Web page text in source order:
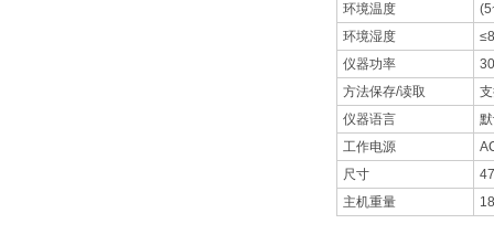
环境温度
环境湿度
仪器功率
方法保存/读取
仪器语言
工作电源
尺寸
主机重量